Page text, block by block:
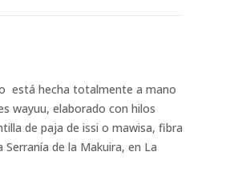
está hecha totalmente a mano
wayuu, elaborado con hilos
de paja de issi o mawisa, fibra
Serranía de la Makuira, en La